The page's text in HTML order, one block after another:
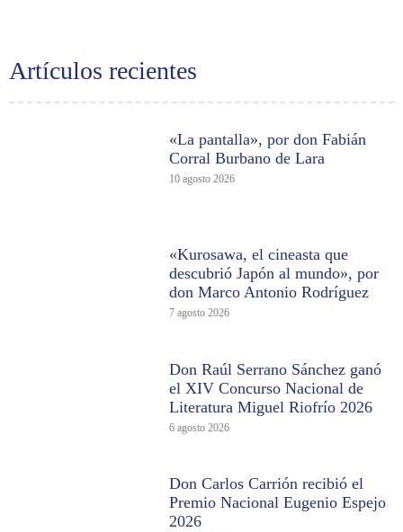
Artículos recientes
«La pantalla», por don Fabián
Corral Burbano de Lara
10 agosto 2026
«Kurosawa, el cineasta que
descubrió Japón al mundo», por
don Marco Antonio Rodríguez
7 agosto 2026
Don Raúl Serrano Sánchez ganó
el XIV Concurso Nacional de
Literatura Miguel Riofrío 2026
6 agosto 2026
Don Carlos Carrión recibió el
Premio Nacional Eugenio Espejo
2026